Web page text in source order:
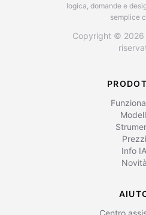
logica, domande e
semplice
Copyright © 2026
Prezzi
Info IA
Novità
Centro